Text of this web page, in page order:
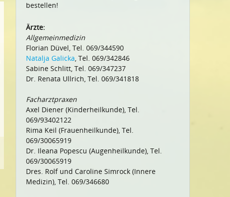
bestellen!
Ärzte:
Allgemeinmedizin
Florian Düvel, Tel. 069/344590
Natalja Galicka, Tel. 069/342846
Sabine Schlitt, Tel. 069/347237
Dr. Renata Ullrich, Tel. 069/341818
Facharztpraxen
Axel Diener (Kinderheilkunde), Tel.
069/93402122
Rima Keil (Frauenheilkunde), Tel.
069/30065919
Dr. Ileana Popescu (Augenheilkunde), Tel.
069/30065919
Dres. Rolf und Caroline Simrock (Innere
Medizin), Tel. 069/346680